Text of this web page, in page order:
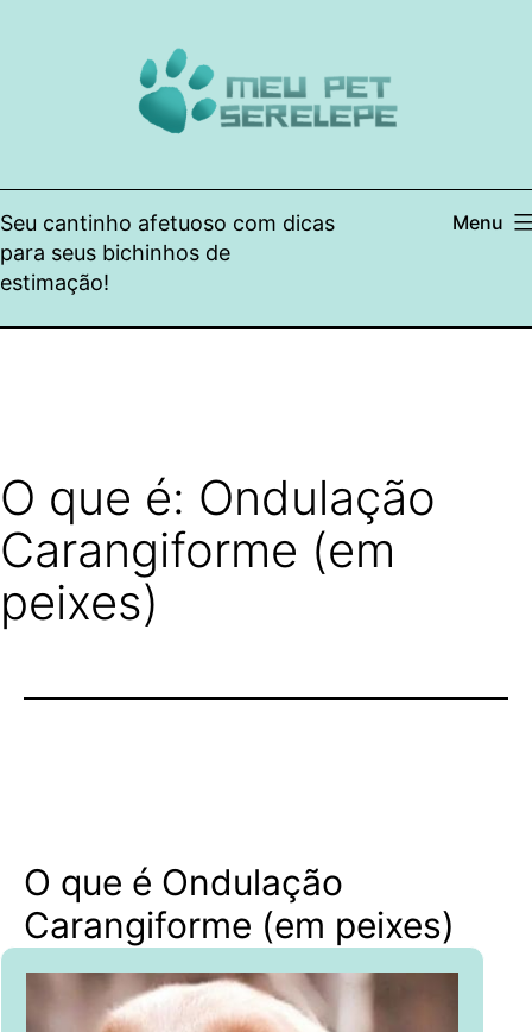
Seu cantinho afetuoso com dicas
para seus bichinhos de
estimação!
Menu
O que é: Ondulação
Carangiforme (em
peixes)
O que é Ondulação
Carangiforme (em peixes)